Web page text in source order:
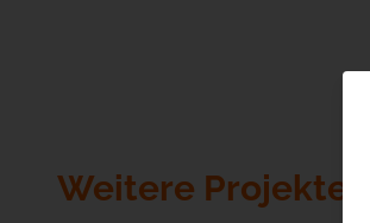
Weitere Projekte